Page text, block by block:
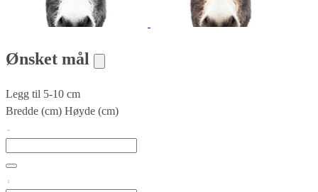
Ønsket mål
Legg til 5-10 cm
Bredde (cm) Høyde (cm)